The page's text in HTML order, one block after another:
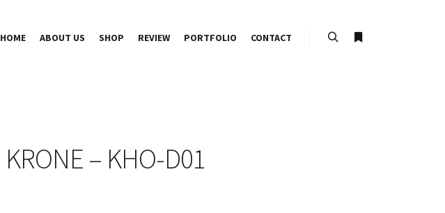
HOME ABOUT US SHOP REVIEW PORTFOLIO CONTACT
KRONE – KHO-D01